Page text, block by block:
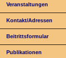
Veranstaltungen
Kontakt/Adressen
Beitrittsformular
Publikationen